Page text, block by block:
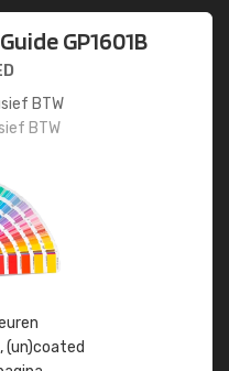
GP1601B
BTW
BTW
(un)coated